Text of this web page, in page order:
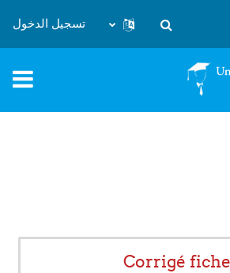
تبديل إدخال البحث
تسجيل الدخول
Corrigé fiche